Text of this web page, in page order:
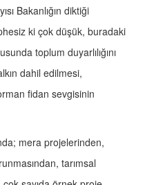
Bakanlığın diktiği
ki çok düşük, buradaki
toplum duyarlılığını
dahil edilmesi,
fidan sevgisinin
mera projelerinden,
tarımsal